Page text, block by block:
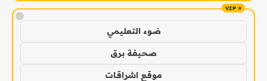
!
ضوء التعليمي
صحيفة برق
موقع اشراقات